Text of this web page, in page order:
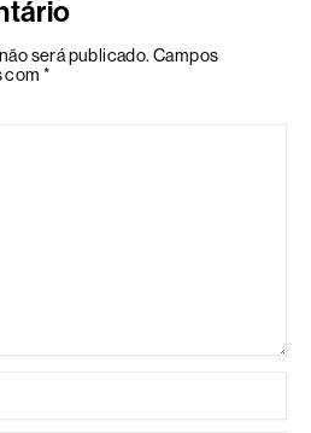
será publicado. Campos
com *